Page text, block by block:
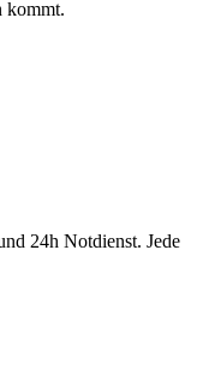
kommt.
24h Notdienst. Jede